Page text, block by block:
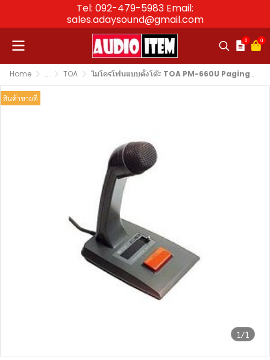
Tel: 092-479-5983 Email:
sales.adaysound@gmail.com
0 0
Home ... TOA ไมโครโฟนแบบตั้งโต๊ะ TOA PM-660U Paging Microphone
1/1
สินค้าขายดี